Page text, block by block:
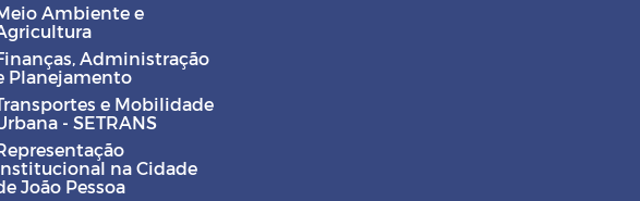
Ambiente e
Administração
Planejamento
e Mobilidade
- SETRANS
na Cidade
João Pessoa